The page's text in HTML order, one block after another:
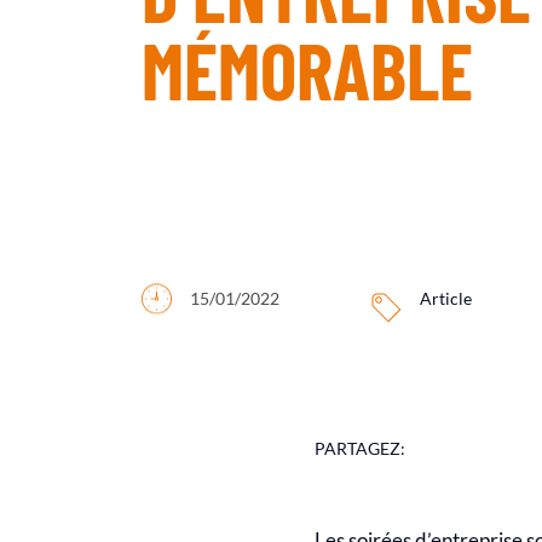
MÉMORABLE
15/01/2022 Article
PARTAGEZ: